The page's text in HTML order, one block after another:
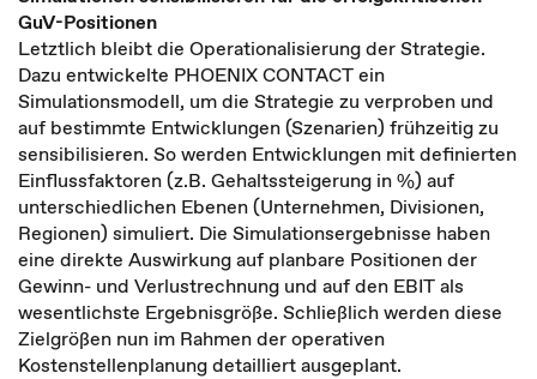
GuV-Positionen
Letztlich bleibt die Operationalisierung der Strategie.
Dazu entwickelte PHOENIX CONTACT ein
Simulationsmodell, um die Strategie zu verproben und
auf bestimmte Entwicklungen (Szenarien) frühzeitig zu
sensibilisieren. So werden Entwicklungen mit definierten
Einflussfaktoren (z.B. Gehaltssteigerung in %) auf
unterschiedlichen Ebenen (Unternehmen, Divisionen,
Regionen) simuliert. Die Simulationsergebnisse haben
eine direkte Auswirkung auf planbare Positionen der
Gewinn- und Verlustrechnung und auf den EBIT als
wesentlichste Ergebnisgröße. Schließlich werden diese
Zielgrößen nun im Rahmen der operativen
Kostenstellenplanung detailliert ausgeplant.